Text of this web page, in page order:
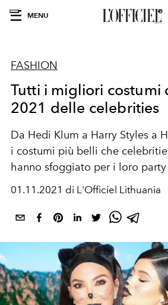
MENU
FASHION
Tutti i migliori costumi
2021 delle celebrities
Da Hedi Klum a Harry Styles a
i costumi più belli che
hanno sfoggiato per i loro
01.11.2021 di L'Officiel Lithuania